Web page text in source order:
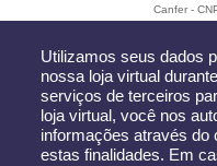
Utilizamos seus dados
nossa loja virtual
serviços de terceiros
loja virtual, você nos
informações através do
estas finalidades. Em
Canfer -